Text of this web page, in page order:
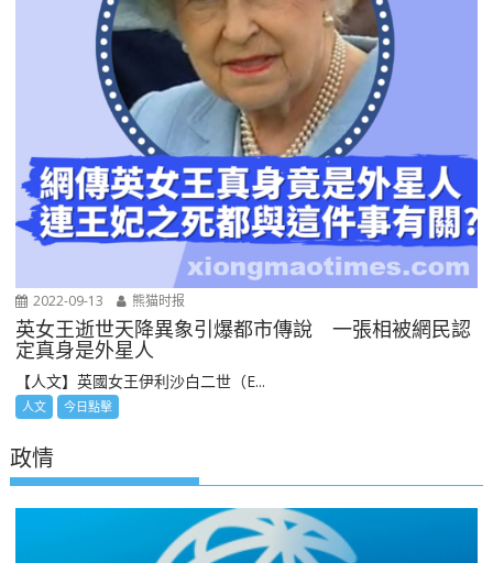
2022-09-13 熊猫时报
英女王逝世天降異象引爆都市傳說 一張相被網民認
定真身是外星人
【人文】英國女王伊利沙白二世（E...
人文 今日點擊
政情